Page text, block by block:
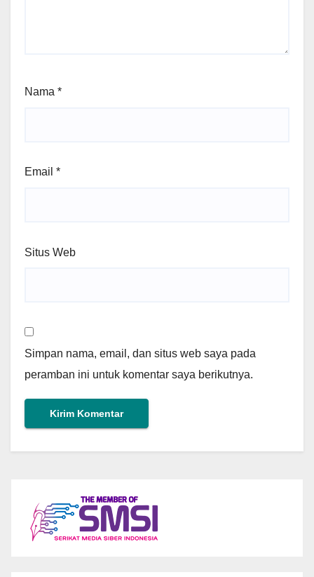
Nama *
Email *
Situs Web
Simpan nama, email, dan situs web saya pada
peramban ini untuk komentar saya berikutnya.